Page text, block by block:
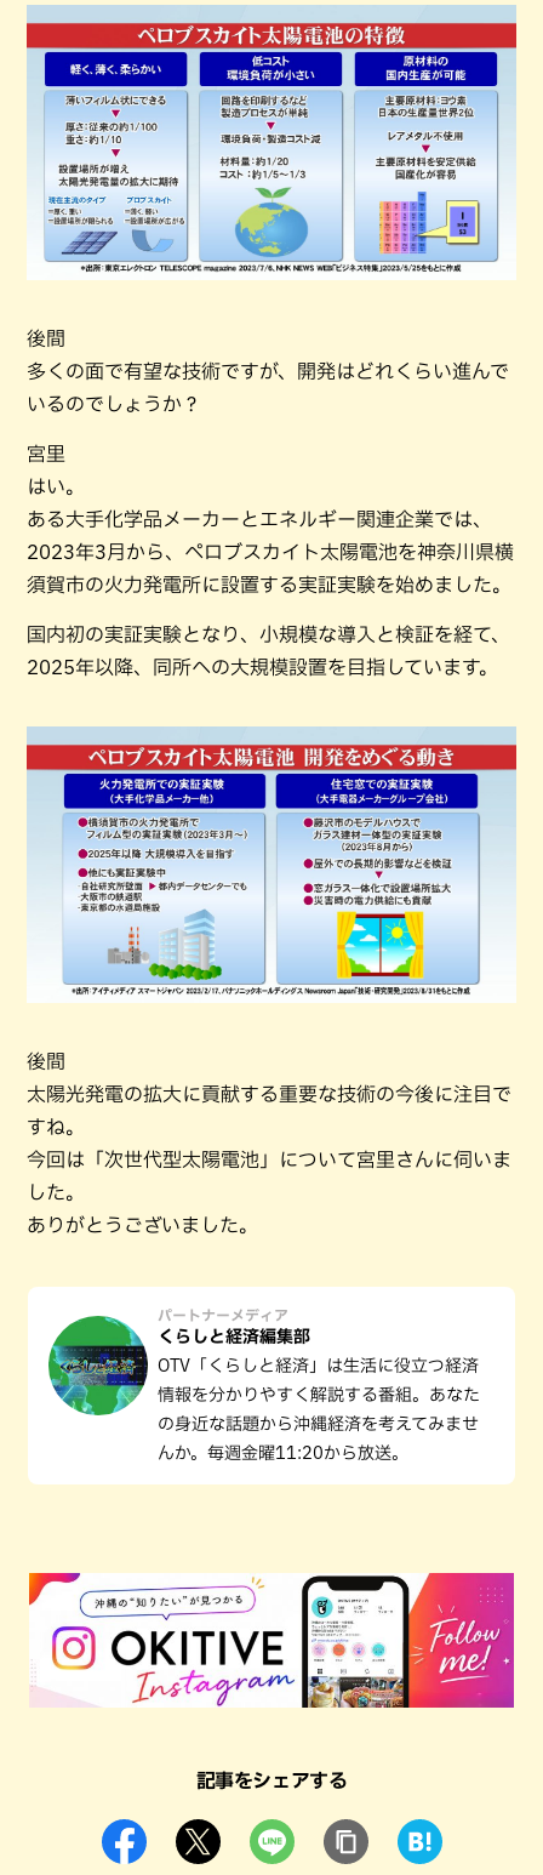
後間
多くの面で有望な技術ですが、開発はどれくらい進んで
いるのでしょうか？
宮里
はい。
ある大手化学品メーカーとエネルギー関連企業では、
2023年3月から、ペロブスカイト太陽電池を神奈川県横
須賀市の火力発電所に設置する実証実験を始めました。
国内初の実証実験となり、小規模な導入と検証を経て、
2025年以降、同所への大規模設置を目指しています。
後間
太陽光発電の拡大に貢献する重要な技術の今後に注目で
すね。
今回は「次世代型太陽電池」について宮里さんに伺いま
した。
ありがとうございました。
パートナーメディア
くらしと経済編集部
OTV「くらしと経済」は生活に役立つ経済
情報を分かりやすく解説する番組。あなた
の身近な話題から沖縄経済を考えてみませ
んか。毎週金曜11:20から放送。
記事をシェアする